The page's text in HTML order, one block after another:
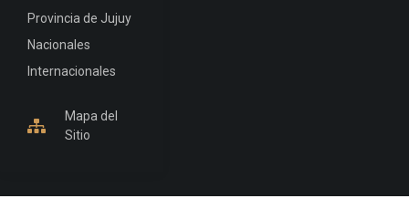
Provincia de Jujuy
Nacionales
Internacionales
Mapa del
Sitio